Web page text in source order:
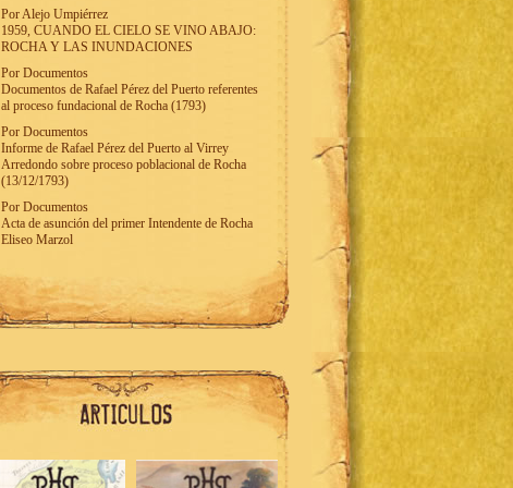
PorAlejo Umpiérrez
1959, CUANDO EL CIELO SE VINO ABAJO:
ROCHA Y LAS INUNDACIONES
Por Documentos
Documentos de Rafael Pérez del Puerto referentes
al proceso fundacional de Rocha (1793)
Por Documentos
Informe de Rafael Pérez del Puerto al Virrey
Arredondo sobre proceso poblacional de Rocha
(13/12/1793)
Por Documentos
Acta de asunción del primer Intendente de Rocha
Eliseo Marzol